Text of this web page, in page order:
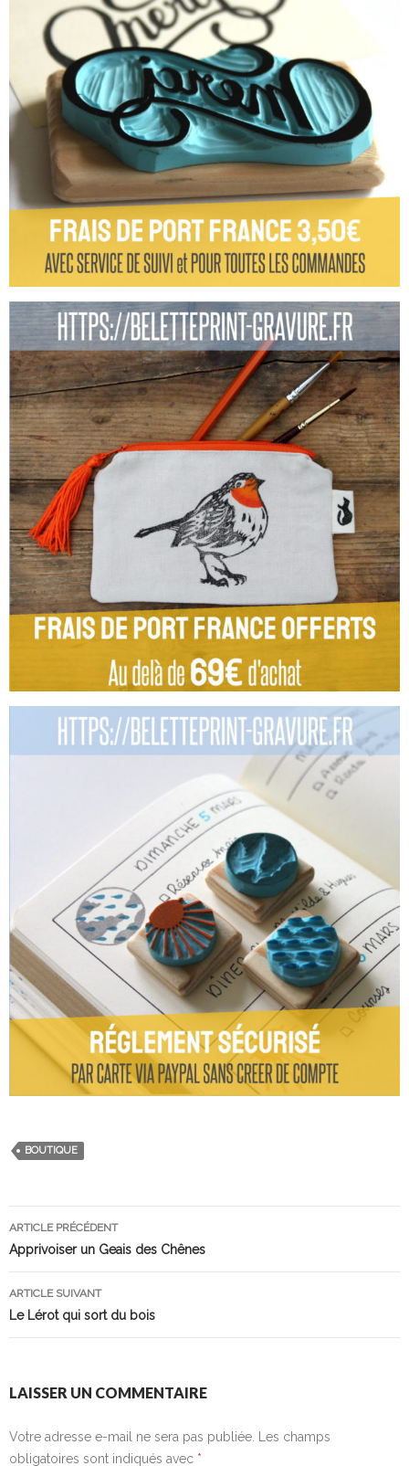
BOUTIQUE
Navigation
des
articles
ARTICLE PRÉCÉDENT
Apprivoiser un Geais des Chênes
ARTICLE SUIVANT
Le Lérot qui sort du bois
LAISSER UN COMMENTAIRE
Votre adresse e-mail ne sera pas publiée.
Les champs
obligatoires sont indiqués avec *